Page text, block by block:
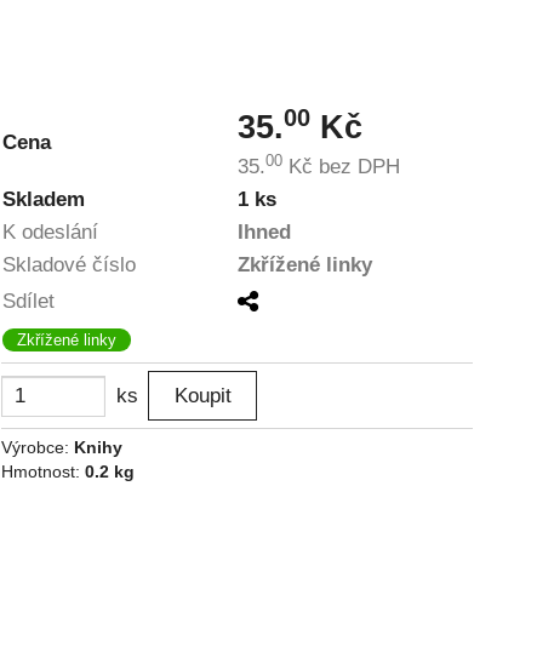
Cena 35.00 Kč
35.00 Kč bez DPH
Skladem
1 ks
K odeslání
Ihned
Skladové číslo
Zkřížené linky
Sdílet
Zkřížené linky
ks
Výrobce: Knihy
Hmotnost:0.2 kg